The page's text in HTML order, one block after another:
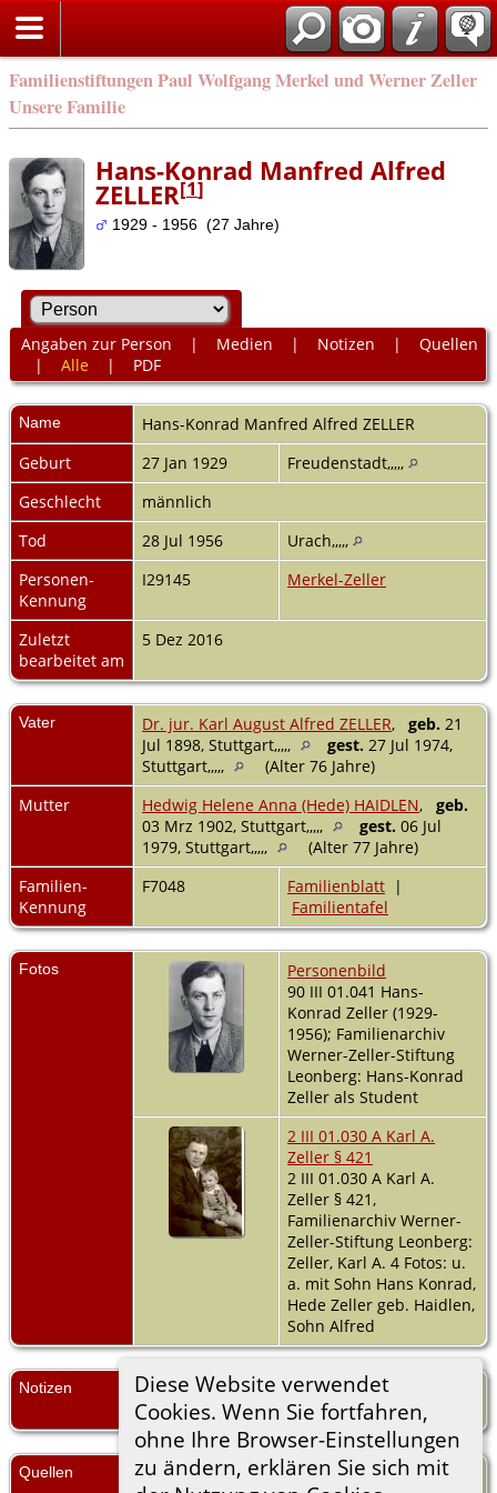
Familienstiftungen Paul Wolfgang Merkel und Werner Zeller
Unsere Familie
Diese Website verwendet
Cookies. Wenn Sie fortfahren,
ohne Ihre Browser-Einstellungen
zu ändern, erklären Sie sich mit
Hans-Konrad Manfred Alfred
ZELLER[1]
1929 - 1956 (27 Jahre)
Angaben zur Person | Medien | Notizen | Quellen
| Alle | PDF
Name Hans-Konrad Manfred Alfred ZELLER
Geburt
27 Jan 1929
Freudenstadt,,,,,
Geschlecht
männlich
Tod
28 Jul 1956
Urach,,,,,
Personen-
Kennung
I29145 Merkel-Zeller
Zuletzt
bearbeitet am
5 Dez 2016
Vater Dr. jur. Karl August Alfred ZELLER, geb. 21
Jul 1898, Stuttgart,,,,,
gest. 27 Jul 1974,
Stuttgart,,,,,
(Alter 76 Jahre)
Mutter
Hedwig Helene Anna (Hede) HAIDLEN, geb.
03 Mrz 1902, Stuttgart,,,,,
gest. 06 Jul
1979, Stuttgart,,,,,
(Alter 77 Jahre)
Familien-
Kennung
F7048 Familienblatt |
Familientafel
Fotos
Personenbild
90 III 01.041 Hans-
Konrad Zeller (1929-
1956); Familienarchiv
Werner-Zeller-Stiftung
Leonberg: Hans-Konrad
Zeller als Student
2 III 01.030 A Karl A.
Zeller § 421
2 III 01.030 A Karl A.
Zeller § 421,
Familienarchiv Werner-
Zeller-Stiftung Leonberg:
Zeller, Karl A. 4 Fotos: u.
a. mit Sohn Hans Konrad,
Hede Zeller geb. Haidlen,
Sohn Alfred
Notizen
Zell 14-1.1.1.10.2.3.1.3.1.1.5.2.2.; ZB §
421,2;
Quellen
Gerhard Zeller, GenPlus-Datei 2007;